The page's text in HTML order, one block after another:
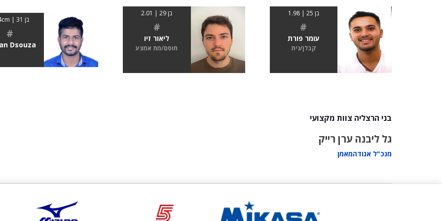
בן 25 | 1.98
#
עומר פורת
קבלן/נית
בן 29 | 2.01
#
ליאור זיו
חוסם/מת אמצע
בן 31 | 184cm
#
Dsouza
בני הרצליה צוות מקצועי
גל ליבנה
מנכ"ל אגודה
ערן רייק
מאמן